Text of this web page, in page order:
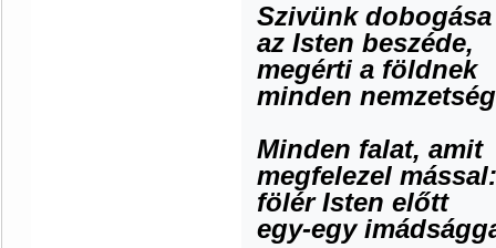
Szivünk dobogása
az Isten beszéde,
megérti a földnek
minden
Minden falat, amit
megfelezel mással:
fölér Isten előtt
egy-egy